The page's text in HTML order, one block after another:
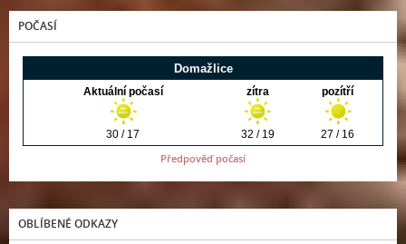
POČASÍ
Předpověď počasí
OBLÍBENÉ ODKAZY